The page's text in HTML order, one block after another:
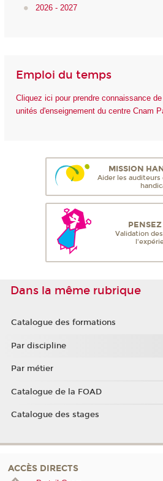
2026 - 2027
Emploi du temps
Cliquez ici pour prendre connaissance
unités d'enseignement du centre Cnam
MISSION
Aider les
Validation
Dans la même rubrique
Catalogue des formations
Par discipline
Par métier
Catalogue de la FOAD
Catalogue des stages
ACCÈS DIRECTS